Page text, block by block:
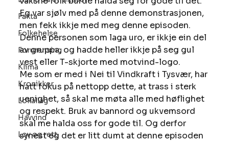
Fakta
Folkehelse
Forurensing
Klima
Kronikker
Lokallag
Havvind
Lov og rett
Eg var sjølv med på denne demonstrasjonen,
men fekk ikkje med meg denne episoden.
Denne personen som laga uro, er ikkje ein del
av gruppa, og hadde heller ikkje på seg gul
vest eller T-skjorte med motvind-logo.
Me som er med i Nei til Vindkraft i Tysvær, har
hatt fokus på nettopp dette, at trass i sterk
uenighet, så skal me møta alle med høflighet
og respekt. Bruk av bannord og ukvemsord
skal me halda oss for gode til. Og derfor
synest eg det er litt dumt at denne episoden